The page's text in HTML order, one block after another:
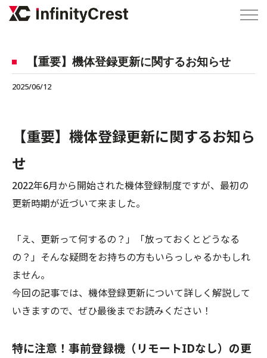
【重要】機体登録更新に関するお知らせ
2025/06/12
【重要】機体登録更新に関するお知ら
せ
2022年6月から開始された機体登録制度ですが、最初の
更新時期が近づいて来ました。
「え、更新って何するの？」「放っておくとどうなる
の？」そんな疑問をお持ちの方もいらっしゃるかもしれ
ません。
今回の記事では、機体登録更新について詳しく解説して
いきますので、ぜひ最後までお読みください！
特に注意！事前登録機（リモートIDなし）の更